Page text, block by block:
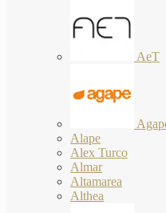
AeT
Alape
Alex Turco
Almar
Altamarea
Althea